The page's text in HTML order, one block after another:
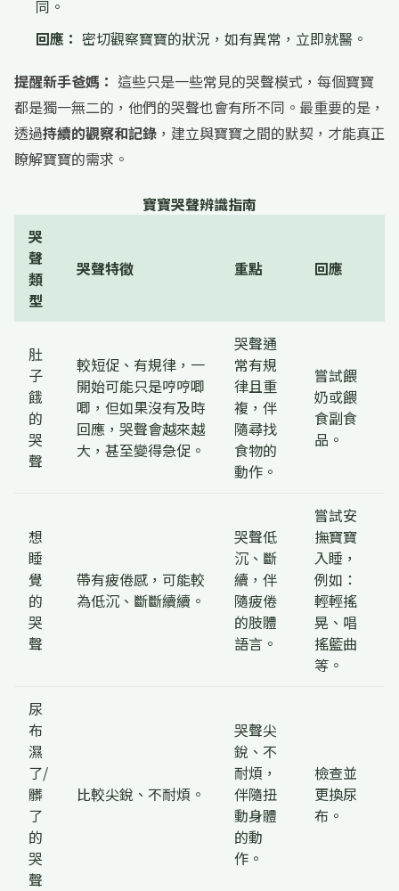
同。
回應： 密切觀察寶寶的狀況，如有異常，立即就醫。
提醒新手爸媽： 這些只是一些常見的哭聲模式，每個寶寶
都是獨一無二的，他們的哭聲也會有所不同。最重要的是，
透過持續的觀察和記錄 ，建立與寶寶之間的默契，才能真正
瞭解寶寶的需求。
寶寶哭聲辨識指南
哭
聲
類
型
哭聲特徵 重點 回應
肚
子
餓
的
哭
聲
較短促、有規律，一
開始可能只是哼哼唧
唧，但如果沒有及時
回應，哭聲會越來越
大，甚至變得急促。
哭聲通
常有規
律且重
複，伴
隨尋找
食物的
動作。
嘗試餵
奶或餵
食副食
品。
想
睡
覺
的
哭
聲
帶有疲倦感，可能較
為低沉、斷斷續續。
哭聲低
沉、斷
續，伴
隨疲倦
的肢體
語言。
嘗試安
撫寶寶
入睡，
例如：
輕輕搖
晃、唱
搖籃曲
等。
尿
布
濕
了/
髒
了
的
哭
聲
比較尖銳、不耐煩。
哭聲尖
銳、不
耐煩，
伴隨扭
動身體
的動
作。
檢查並
更換尿
布。